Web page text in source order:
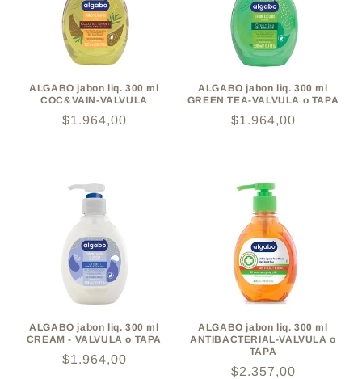
ALGABO jabon liq. 300 ml
COC&VAIN-VALVULA
Precio
$1.964,00
ALGABO jabon liq. 300 ml
GREEN TEA-VALVULA o TAPA
Precio
$1.964,00
ALGABO jabon liq. 300 ml
CREAM - VALVULA o TAPA
Precio
$1.964,00
ALGABO jabon liq. 300 ml
ANTIBACTERIAL-VALVULA o
TAPA
Precio
$2.357,00